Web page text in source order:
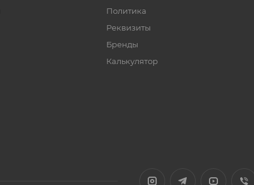
Политика
Реквизиты
Бренды
Калькулятор